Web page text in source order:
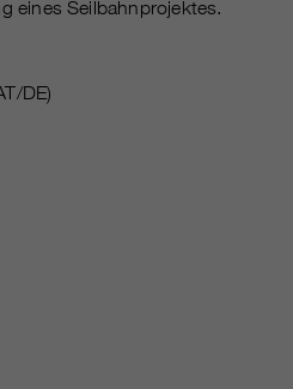
eines Seilbahnprojektes.
DE)